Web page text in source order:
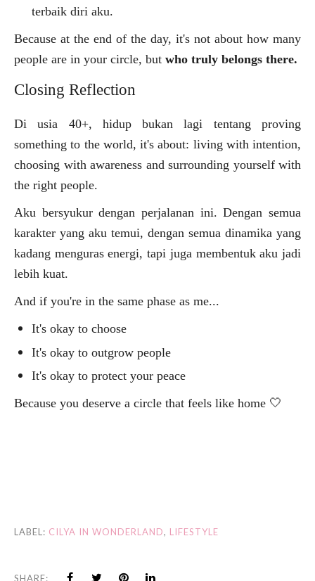
terbaik diri aku.
Because at the end of the day, it's not about how many
people are in your circle, but who truly belongs there.
Closing Reflection
Di usia 40+, hidup bukan lagi tentang proving
something to the world, it's about: living with intention,
choosing with awareness and surrounding yourself with
the right people.
Aku bersyukur dengan perjalanan ini. Dengan semua
karakter yang aku temui, dengan semua dinamika yang
kadang menguras energi, tapi juga membentuk aku jadi
lebih kuat.
And if you're in the same phase as me...
It's okay to choose
It's okay to outgrow people
It's okay to protect your peace
Because you deserve a circle that feels like home 🤍
LABEL: CILYA IN WONDERLAND, LIFESTYLE
SHARE: